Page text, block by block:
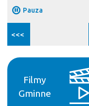
Pauza
<<<
Filmy
Gminne